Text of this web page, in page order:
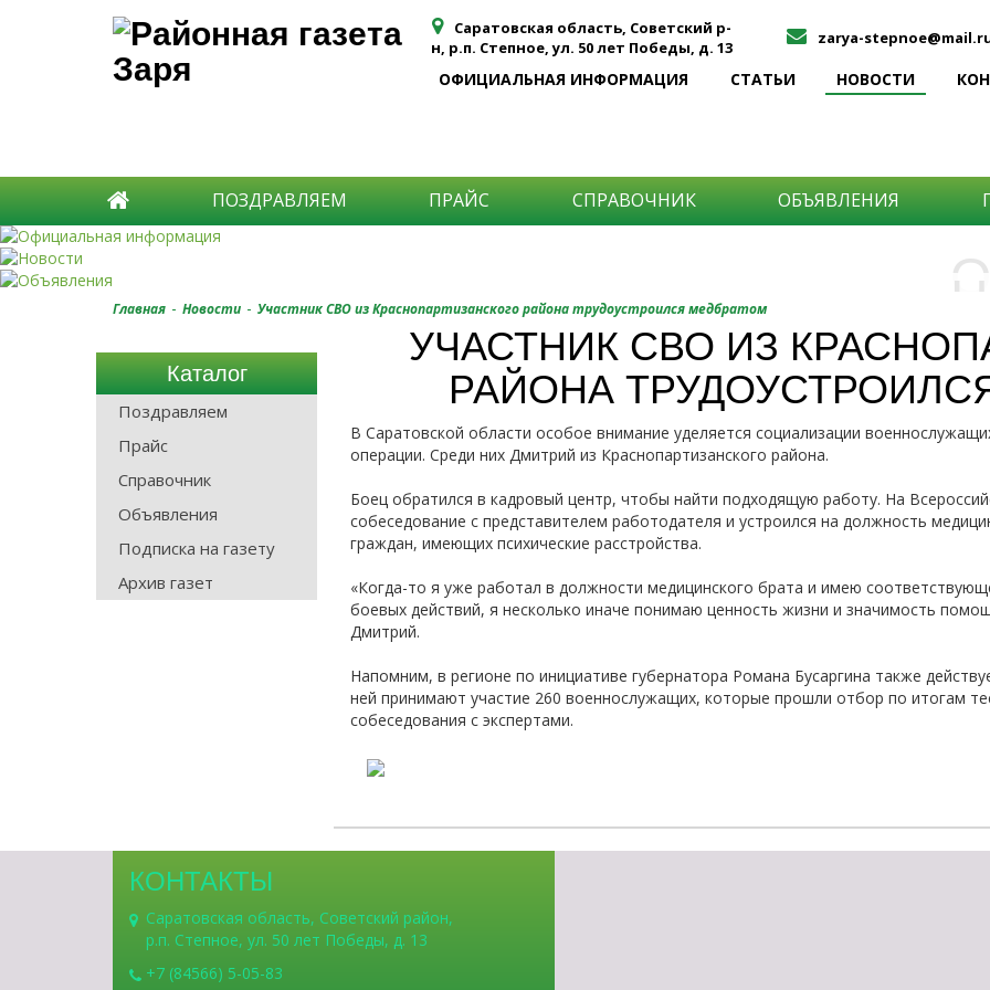
Саратовская область, Советский р-
н, р.п. Степное, ул. 50 лет Победы, д. 13
zarya-
ОФИЦИАЛЬНАЯ ИНФОРМАЦИЯ СТАТЬИ НОВОСТИ
ПОЗДРАВЛЯЕМ ПРАЙС СПРАВОЧНИК ОБЪЯВЛЕНИЯ
-
-
-
-
О
Главная - Новости - Участник СВО из Краснопартизанского района трудоустроился медбратом
Каталог
Поздравляем
Прайс
Справочник
Объявления
Подписка на газету
Архив газет
УЧАСТНИК СВО ИЗ
РАЙОНА
В Саратовской области особое внимание уделяется социализации
операции. Среди них Дмитрий из Краснопартизанского района.
Боец обратился в кадровый центр, чтобы найти подходящую работу. На
собеседование с представителем работодателя и устроился на должность
граждан, имеющих психические расстройства.
«Когда-то я уже работал в должности медицинского брата и имею
боевых действий, я несколько иначе понимаю ценность жизни и значимость
Дмитрий.
Напомним, в регионе по инициативе губернатора Романа Бусаргина также
ней принимают участие 260 военнослужащих, которые прошли отбор по итогам
собеседования с экспертами.
КОНТАКТЫ
Саратовская область, Советский район,
р.п. Степное, ул. 50 лет Победы, д. 13
+7 (84566) 5-05-83